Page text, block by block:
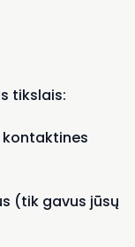
tikslais:
(tik gavus jūsų